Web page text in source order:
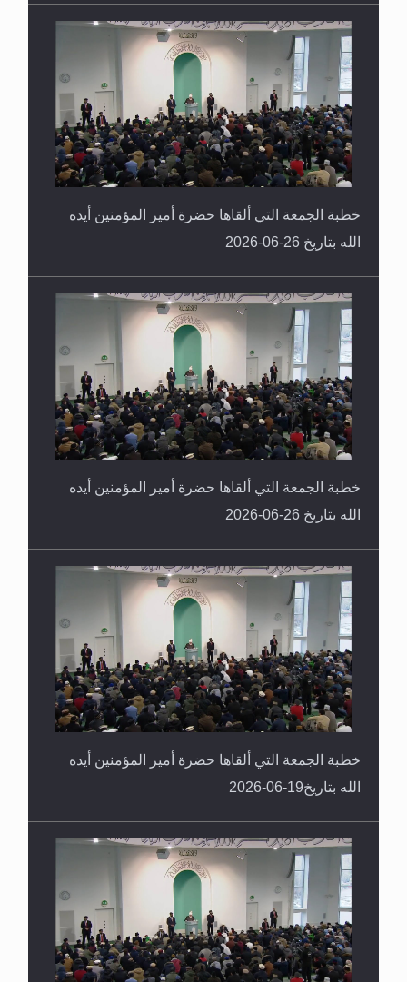
خطبة الجمعة التي ألقاها حضرة أمير المؤمنين أيده
الله بتاريخ 26-06-2026
خطبة الجمعة التي ألقاها حضرة أمير المؤمنين أيده
الله بتاريخ 26-06-2026
خطبة الجمعة التي ألقاها حضرة أمير المؤمنين أيده
الله بتاريخ19-06-2026